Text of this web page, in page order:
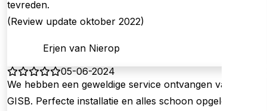
tevreden.
(Review update oktober 2022)
Erjen van Nierop
05-06-2024
We hebben een geweldige service ontvangen van
GISB. Perfecte installatie en alles schoon opgeleverd.